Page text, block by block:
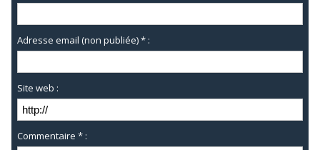
Adresse email (non publiée) * :
Site web :
Commentaire * :